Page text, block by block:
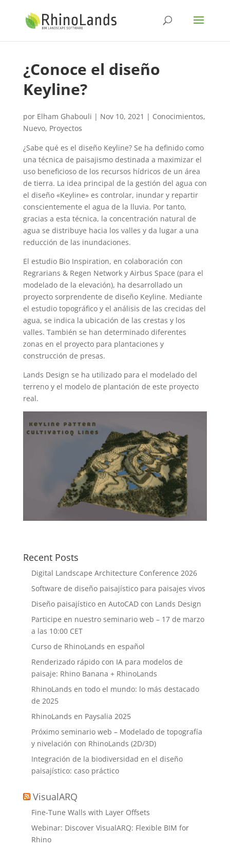
¿Conoce el diseño
Keyline?
por Elham Ghabouli | Nov 10, 2021 | Conocimientos,
Nuevo, Proyectos
¿Sabe qué es el diseño Keyline? Se ha definido como
una técnica de paisajismo destinada a maximizar el
uso beneficioso de los recursos hídricos de un área
de tierra. La idea principal de la gestión del agua con
el diseño «Keyline» es controlar, inundar y repartir
conscientemente el agua de la lluvia. Por tanto,
gracias a esta técnica, la concentración natural de
agua se distribuye hacia los valles y da lugar a una
reducción de las inundaciones.
El estudio Bio Inspiration, en colaboración con
Regrarians & Regen Network y Airbus Space (para el
modelado de la elevación), ha desarrollado un
proyecto sorprendente de diseño Keyline. Mediante
el estudio topográfico y el análisis de las crecidas del
agua, se indica la ubicación de las crestas y los
valles. También se han determinado diferentes
zonas en el proyecto para plantaciones y
construcción de presas.
Lands Design se ha utilizado para el modelado del
terreno y el modelo de plantación de este proyecto
real.
Recent Posts
Digital Landscape Architecture Conference 2026
Software de diseño paisajístico para paisajes vivos
Diseño paisajístico en AutoCAD con Lands Design
Participe en nuestro seminario web – 17 de marzo
a las 10:00 CET
Curso de RhinoLands en español
Renderizado rápido con IA para modelos de
paisaje: Rhino Banana + RhinoLands
RhinoLands en todo el mundo: lo más destacado
de 2025
RhinoLands en Paysalia 2025
Próximo seminario web – Modelado de topografía
y nivelación con RhinoLands (2D/3D)
Integración de la biodiversidad en el diseño
paisajístico: caso práctico
VisualARQ
Fine-Tune Walls with Layer Offsets
Webinar: Discover VisualARQ: Flexible BIM for
Rhino